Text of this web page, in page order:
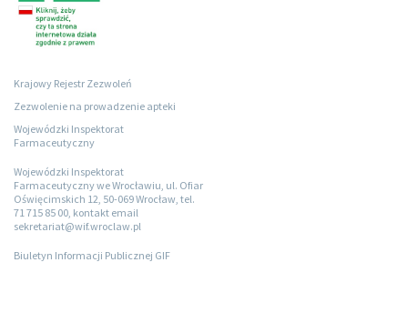
Krajowy Rejestr Zezwoleń
Zezwolenie na prowadzenie apteki
Wojewódzki Inspektorat
Farmaceutyczny
Wojewódzki Inspektorat
Farmaceutyczny we Wrocławiu, ul. Ofiar
Oświęcimskich 12, 50-069 Wrocław, tel.
71 715 85 00, kontakt email
sekretariat@wif.wroclaw.pl
Biuletyn Informacji Publicznej GIF